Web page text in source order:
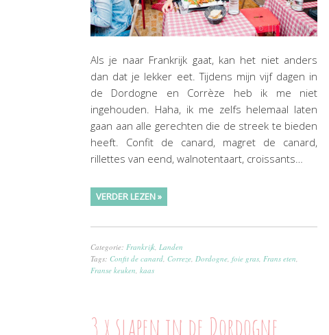
Als je naar Frankrijk gaat, kan het niet anders
dan dat je lekker eet. Tijdens mijn vijf dagen in
de Dordogne en Corrèze heb ik me niet
ingehouden. Haha, ik me zelfs helemaal laten
gaan aan alle gerechten die de streek te bieden
heeft. Confit de canard, magret de canard,
rillettes van eend, walnotentaart, croissants…
VERDER LEZEN »
Categorie: Frankrijk Landen
Tags: Confit de canard Correze Dordogne foie gras Frans eten
Franse keuken kaas
3 x slapen in de Dordogne